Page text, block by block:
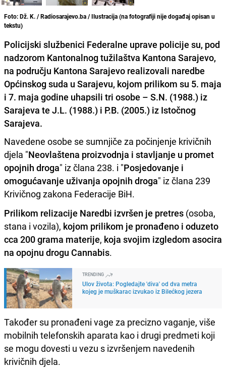
Foto: Dž. K. / Radiosarajevo.ba / Ilustracija (na fotografiji nije događaj opisan u
tekstu)
Policijski službenici Federalne uprave policije su, pod
nadzorom Kantonalnog tužilaštva Kantona Sarajevo,
na području Kantona Sarajevo realizovali naredbe
Općinskog suda u Sarajevu, kojom prilikom su 5. maja
i 7. maja godine uhapsili tri osobe – S.N. (1988.) iz
Sarajeva te J.L. (1988.) i P.B. (2005.) iz Istočnog
Sarajeva.
Navedene osobe se sumnjiče za počinjenje krivičnih
djela "Neovlaštena proizvodnja i stavljanje u promet
opojnih droga" iz člana 238. i "Posjedovanje i
omogućavanje uživanja opojnih droga" iz člana 239
Krivičnog zakona Federacije BiH.
Prilikom relizacije Naredbi izvršen je pretres (osoba,
stana i vozila), kojom prilikom je pronađeno i oduzeto
cca 200 grama materije, koja svojim izgledom asocira
na opojnu drogu Cannabis.
TRENDING
Ulov života: Pogledajte 'diva' od dva metra
kojeg je muškarac izvukao iz Bilećkog jezera
Također su pronađeni vage za precizno vaganje, više
mobilnih telefonskih aparata kao i drugi predmeti koji
se mogu dovesti u vezu s izvršenjem navedenih
krivičnih djela.